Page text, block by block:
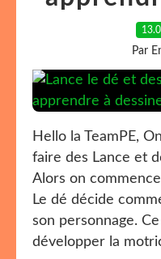
Par
Hello la TeamPE,
faire des Lance et
Alors on
Le dé décide
son personnage.
développer la